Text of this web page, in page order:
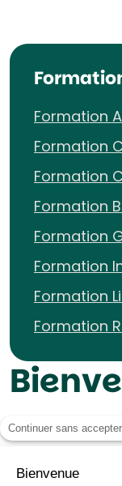
Formation
Formation
Formation
Formation
Formation
Formation
Formation
Formation
Continuer sans accepter
Bienvenue